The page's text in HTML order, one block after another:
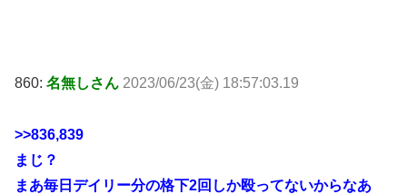
860: 名無しさん 2023/06/23(金) 18:57:03.19
>>836,839
まじ？
まあ毎日デイリー分の格下2回しか殴ってないからなあ